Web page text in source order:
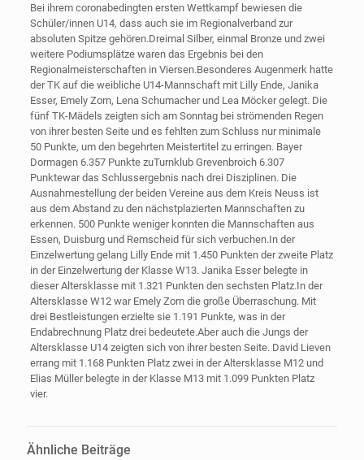
Bei ihrem coronabedingten ersten Wettkampf bewiesen die
Schüler/innen U14, dass auch sie im Regionalverband zur
absoluten Spitze gehören.Dreimal Silber, einmal Bronze und zwei
weitere Podiumsplätze waren das Ergebnis bei den
Regionalmeisterschaften in Viersen.Besonderes Augenmerk hatte
der TK auf die weibliche U14-Mannschaft mit Lilly Ende, Janika
Esser, Emely Zorn, Lena Schumacher und Lea Möcker gelegt. Die
fünf TK-Mädels zeigten sich am Sonntag bei strömenden Regen
von ihrer besten Seite und es fehlten zum Schluss nur minimale
50 Punkte, um den begehrten Meistertitel zu erringen. Bayer
Dormagen 6.357 Punkte zuTurnklub Grevenbroich 6.307
Punktewar das Schlussergebnis nach drei Disziplinen. Die
Ausnahmestellung der beiden Vereine aus dem Kreis Neuss ist
aus dem Abstand zu den nächstplazierten Mannschaften zu
erkennen. 500 Punkte weniger konnten die Mannschaften aus
Essen, Duisburg und Remscheid für sich verbuchen.In der
Einzelwertung gelang Lilly Ende mit 1.450 Punkten der zweite Platz
in der Einzelwertung der Klasse W13. Janika Esser belegte in
dieser Altersklasse mit 1.321 Punkten den sechsten Platz.In der
Altersklasse W12 war Emely Zorn die große Überraschung. Mit
drei Bestleistungen erzielte sie 1.191 Punkte, was in der
Endabrechnung Platz drei bedeutete.Aber auch die Jungs der
Altersklasse U14 zeigten sich von ihrer besten Seite. David Lieven
errang mit 1.168 Punkten Platz zwei in der Altersklasse M12 und
Elias Müller belegte in der Klasse M13 mit 1.099 Punkten Platz
vier.
Ähnliche Beiträge